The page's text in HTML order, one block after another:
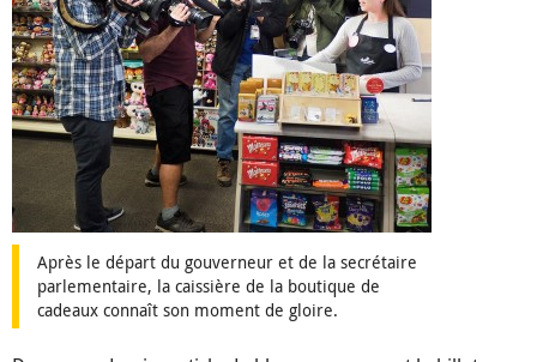
Après le départ du gouverneur et de la secrétaire
parlementaire, la caissière de la boutique de
cadeaux connaît son moment de gloire.